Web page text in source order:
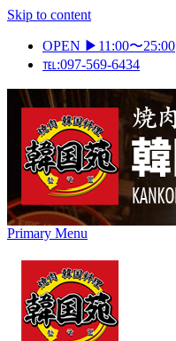
Skip to content
OPEN ▶11:00〜25:00
℡:097-569-6434
Primary Menu